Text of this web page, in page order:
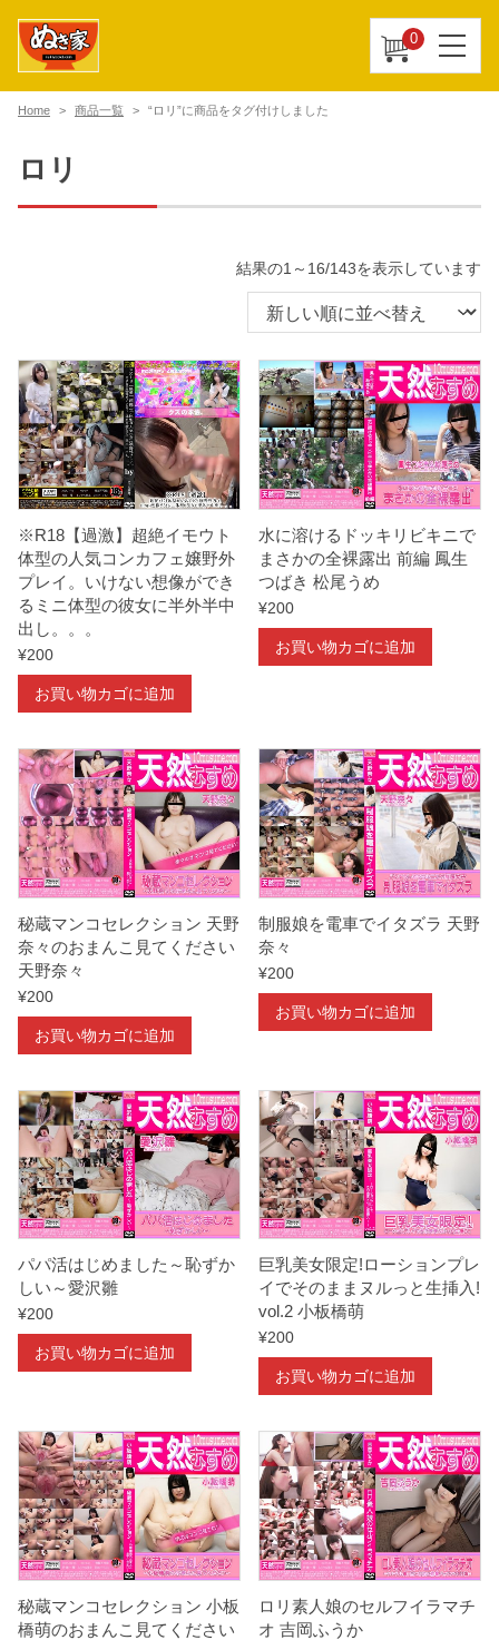
0
Home 商品一覧 “ロリ”に商品をタグ付けしました
ロリ
結果の1～16/143を表示しています
し
※R18【過激】超絶イモウト
体型の人気コンカフェ嬢野外
プレイ。いけない想像ができ
るミニ体型の彼女に半外半中
出し。。。
¥200
お買い物カゴに追加
水に溶けるドッキリビキニで
まさかの全裸露出 前編 鳳生
つばき 松尾うめ
¥200
お買い物カゴに追加
秘蔵マンコセレクション 天野
奈々のおまんこ見てください
天野奈々
¥200
お買い物カゴに追加
制服娘を電車でイタズラ 天野
奈々
¥200
お買い物カゴに追加
パパ活はじめました～恥ずか
しい～愛沢雛
¥200
お買い物カゴに追加
巨乳美女限定!ローションプレ
イでそのままヌルっと生挿入!
vol.2 小板橋萌
¥200
お買い物カゴに追加
秘蔵マンコセレクション 小板
橋萌のおまんこ見てください
ロリ素人娘のセルフイラマチ
オ 吉岡ふうか